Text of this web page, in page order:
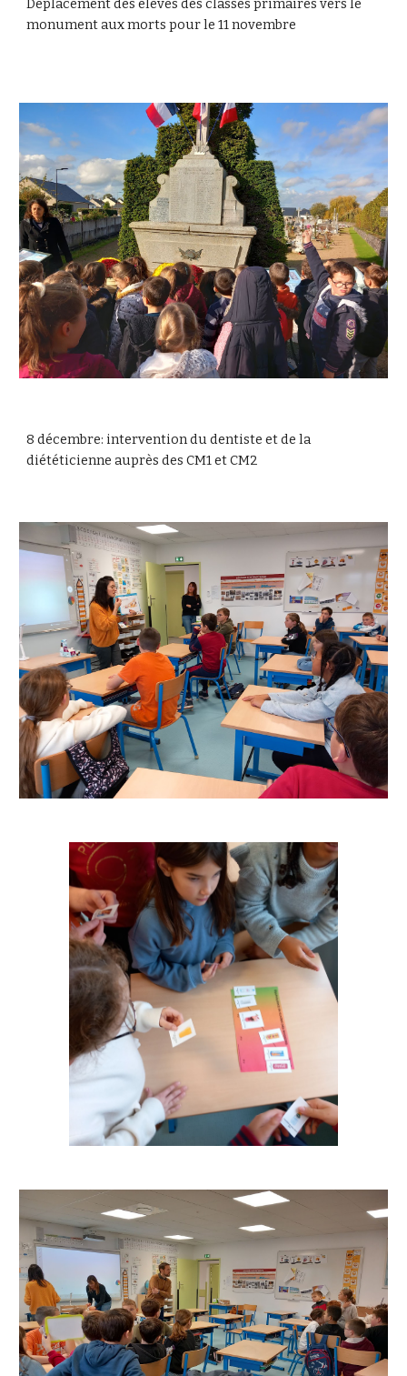
monument aux morts pour le 11 novembre
8 décembre: intervention du dentiste et de la
diététicienne auprès des CM1 et CM2